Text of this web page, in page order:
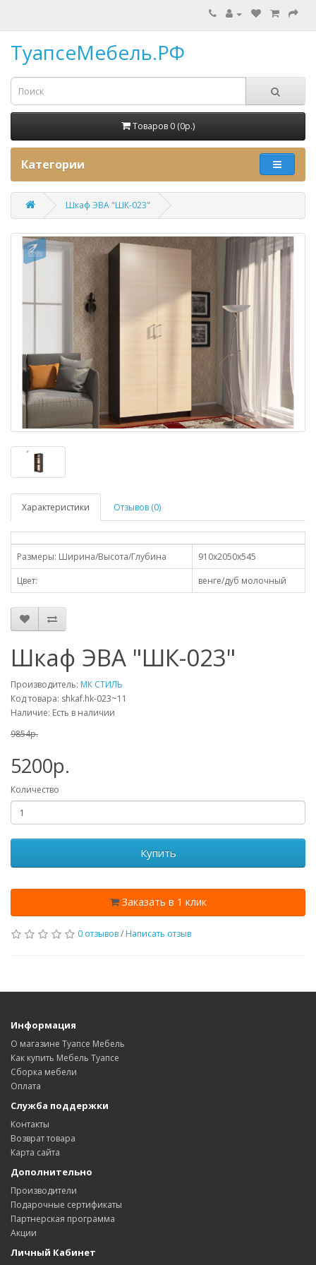
ТуапсеМебель.РФ
Товаров 0 (0p.)
Категории
Шкаф ЭВА "ШК-023"
Характеристики Отзывов (0)
Размеры: Ширина/Высота/Глубина
910х2050х545
Цвет:
венге/дуб молочный
Шкаф ЭВА "ШК-023"
Производитель: МК СТИЛЬ
Код товара: shkaf.hk-023~11
Наличие: Есть в наличии
9854p.
5200p.
Количество
Купить
Заказать в 1 клик
0 отзывов/ Написать отзыв
Информация
О магазине Туапсе Мебель
Как купить Мебель Туапсе
Сборка мебели
Оплата
Служба поддержки
Контакты
Возврат товара
Карта сайта
Дополнительно
Производители
Подарочные сертификаты
Партнерская программа
Акции
Личный Кабинет